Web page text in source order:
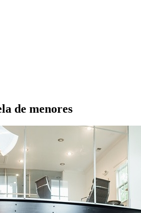
de menores